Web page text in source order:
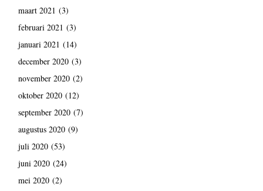
maart 2021 (3)
februari 2021 (3)
januari 2021 (14)
december 2020(3)
november 2020(2)
oktober 2020(12)
september 2020(7)
augustus 2020(9)
juli 2020(53)
juni 2020(24)
mei 2020(2)